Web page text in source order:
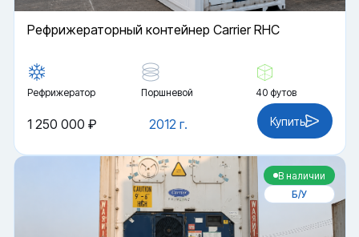
Рефрижераторный контейнер Carrier RHC
Рефрижератор Поршневой 40 футов
2012 г.
1 250 000 ₽ Купить
В наличии
Б/У